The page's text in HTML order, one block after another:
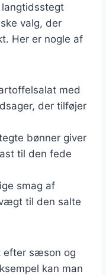
valg, der
Her er nogle af
med
der tilføjer
bønner giver
til den fede
smag af
til den salte
efter sæson og
kan man